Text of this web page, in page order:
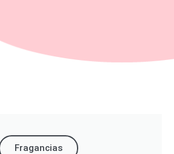
Fragancias